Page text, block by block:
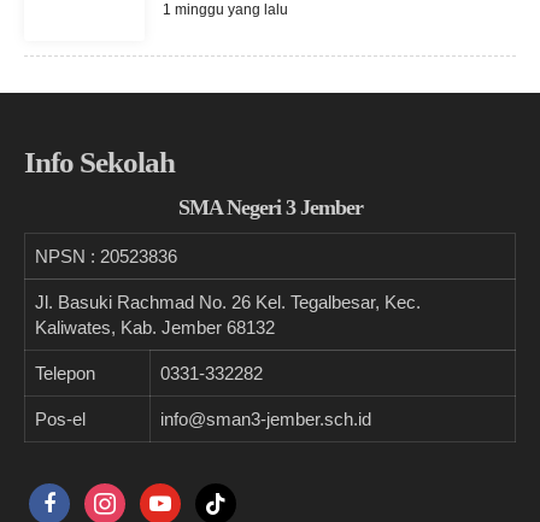
1 minggu yang lalu
Info Sekolah
SMA Negeri 3 Jember
NPSN : 20523836
Jl. Basuki Rachmad No. 26 Kel. Tegalbesar, Kec.
Kaliwates, Kab. Jember 68132
Telepon 0331-332282
Pos-el info@sman3-jember.sch.id
facebookinstagramyoutubetiktok